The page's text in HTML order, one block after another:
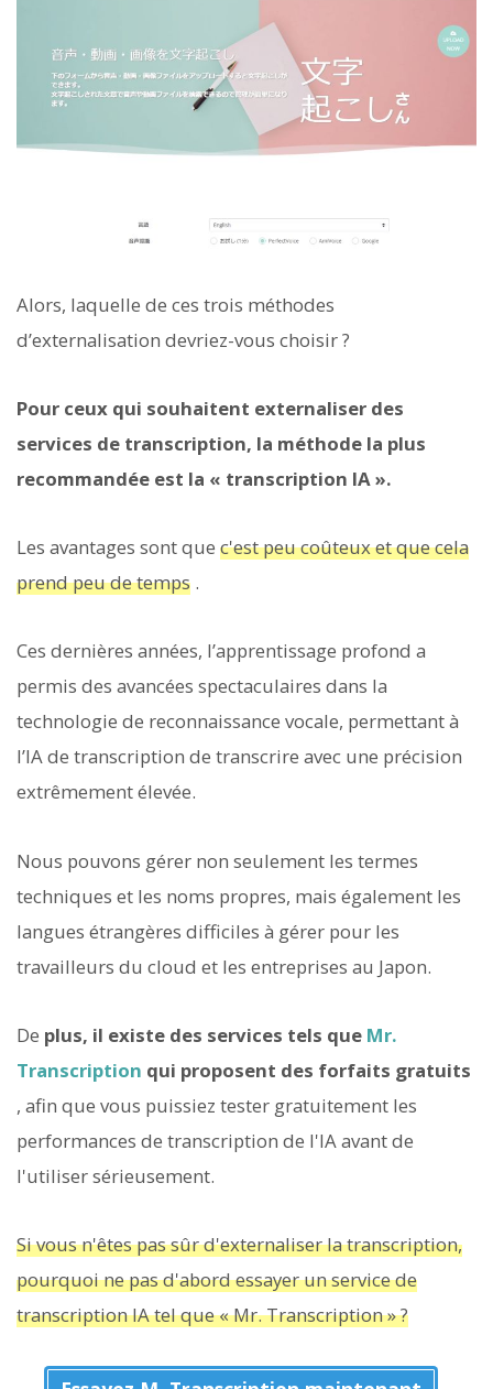
Alors, laquelle de ces trois méthodes
d’externalisation devriez-vous choisir ?
Pour ceux qui souhaitent externaliser des
services de transcription, la méthode la plus
recommandée est la « transcription IA ».
Les avantages sont que c'est peu coûteux et que cela
prend peu de temps .
Ces dernières années, l’apprentissage profond a
permis des avancées spectaculaires dans la
technologie de reconnaissance vocale, permettant à
l’IA de transcription de transcrire avec une précision
extrêmement élevée.
Nous pouvons gérer non seulement les termes
techniques et les noms propres, mais également les
langues étrangères difficiles à gérer pour les
travailleurs du cloud et les entreprises au Japon.
De plus, il existe des services tels que Mr.
Transcription qui proposent des forfaits gratuits
, afin que vous puissiez tester gratuitement les
performances de transcription de l'IA avant de
l'utiliser sérieusement.
Si vous n'êtes pas sûr d'externaliser la transcription,
pourquoi ne pas d'abord essayer un service de
transcription IA tel que « Mr. Transcription » ?